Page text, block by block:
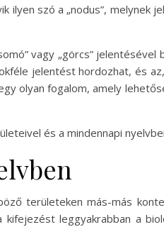
ilyen szó a „nodus”,
vagy „görcs”
jelentést hordozhat, és
olyan fogalom, amely
és a mindennapi
területeken más-más
kifejezést leggyakrabban a